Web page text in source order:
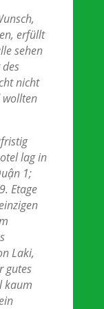
erfüllt
sehen
nicht
lag in
1;
Etage
Laki,
gutes
kaum